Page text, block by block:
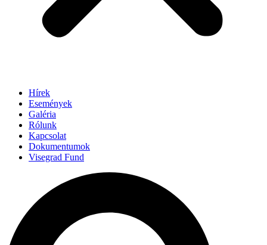
Hírek
Események
Galéria
Rólunk
Kapcsolat
Dokumentumok
Visegrad Fund